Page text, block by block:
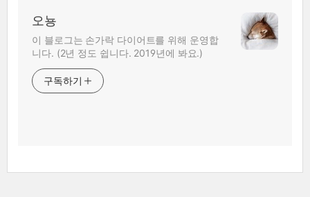
오뇽
이 블로그는 손가락 다이어트를 위해 운영합
니다. (2년 정도 쉽니다. 2019년에 봐요.)
구독하기